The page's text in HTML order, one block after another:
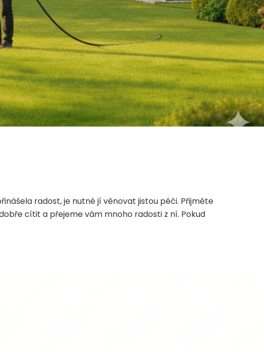
radost, je nutné jí věnovat jistou péči. Přijměte
cítit a přejeme vám mnoho radosti z ní. Pokud